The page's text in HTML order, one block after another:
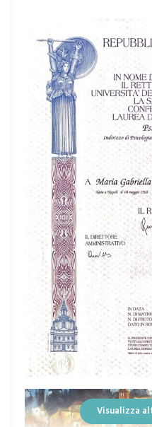
Credo che ogni
costruito su misura della
accoglienza e
ritrovare le proprie
efficaci per affrontare le
della propria vita.
Visualizza